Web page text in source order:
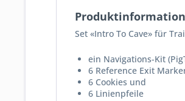
Set «Intro To Cave» für
ein Navigations-Kit
6 Reference Exit
6 Cookies und
6 Linienpfeile